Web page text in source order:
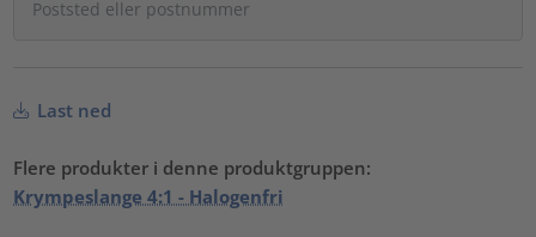
Last ned
Flere produkter i denne produktgruppen:
Krympeslange 4:1 - Halogenfri